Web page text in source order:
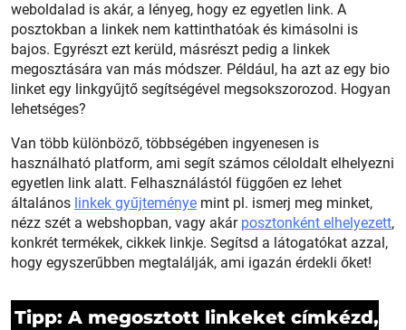
weboldalad is akár, a lényeg, hogy ez egyetlen link. A
posztokban a linkek nem kattinthatóak és kimásolni is
bajos. Egyrészt ezt kerüld, másrészt pedig a linkek
megosztására van más módszer. Például, ha azt az egy bio
linket egy linkgyűjtő segítségével megsokszorozod. Hogyan
lehetséges?
Van több különböző, többségében ingyenesen is
használható platform, ami segít számos céloldalt elhelyezni
egyetlen link alatt. Felhasználástól függően ez lehet
általános linkek gyűjteménye mint pl. ismerj meg minket,
nézz szét a webshopban, vagy akár posztonként elhelyezett,
konkrét termékek, cikkek linkje. Segítsd a látogatókat azzal,
hogy egyszerűbben megtalálják, ami igazán érdekli őket!
Tipp: A megosztott linkeket címkézd,